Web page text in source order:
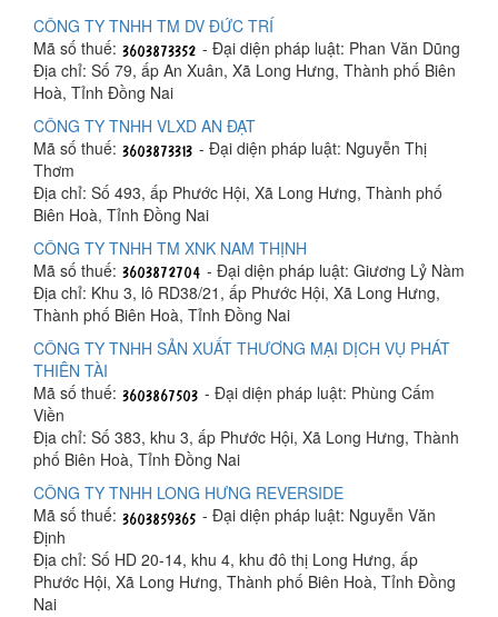
CÔNG TY TNHH TM DV ĐỨC TRÍ
Mã số thuế:
- Đại diện pháp luật: Phan Văn Dũng
Địa chỉ: Số 79, ấp An Xuân, Xã Long Hưng, Thành phố Biên
Hoà, Tỉnh Đồng Nai
CÔNG TY TNHH VLXD AN ĐẠT
Mã số thuế:
- Đại diện pháp luật: Nguyễn Thị
Thơm
Địa chỉ: Số 493, ấp Phước Hội, Xã Long Hưng, Thành phố
Biên Hoà, Tỉnh Đồng Nai
CÔNG TY TNHH TM XNK NAM THỊNH
Mã số thuế:
- Đại diện pháp luật: Giương Lỷ Nàm
Địa chỉ: Khu 3, lô RD38/21, ấp Phước Hội, Xã Long Hưng,
Thành phố Biên Hoà, Tỉnh Đồng Nai
CÔNG TY TNHH SẢN XUẤT THƯƠNG MẠI DỊCH VỤ PHÁT
THIÊN TÀI
Mã số thuế:
- Đại diện pháp luật: Phùng Cấm
Viền
Địa chỉ: Số 383, khu 3, ấp Phước Hội, Xã Long Hưng, Thành
phố Biên Hoà, Tỉnh Đồng Nai
CÔNG TY TNHH LONG HƯNG REVERSIDE
Mã số thuế:
- Đại diện pháp luật: Nguyễn Văn
Định
Địa chỉ: Số HD 20-14, khu 4, khu đô thị Long Hưng, ấp
Phước Hội, Xã Long Hưng, Thành phố Biên Hoà, Tỉnh Đồng
Nai